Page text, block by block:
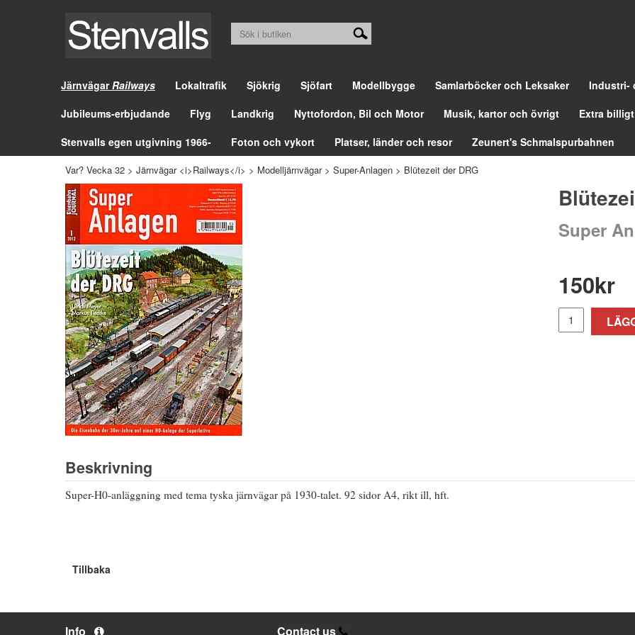
JärnvägarRailways Lokaltrafik Sjökrig Sjöfart Modellbygge Samlarböcker och Leksaker
Industri-
Jubileums-erbjudande
Flyg Landkrig Nyttofordon, Bil och Motor Musik, kartor och övrigt Extra
Stenvalls egen utgivning 1966-
Foton och vykort Platser, länder och resor Zeunert's Schmalspurbahnen
Var? Vecka 32 > Järnvägar <i>Railways</i> > Modelljärnvägar> Super-Anlagen > Blütezeit der DRG
Super
150kr
Beskrivning
Super-H0-anläggning med tema tyska järnvägar på 1930-talet. 92 sidor A4, rikt ill, hft.
Tillbaka
Info Contact us